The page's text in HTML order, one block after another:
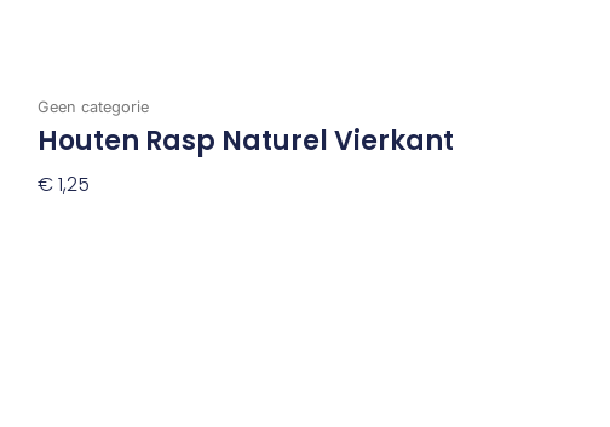
Geen categorie
Houten Rasp Naturel Vierkant
€1,25